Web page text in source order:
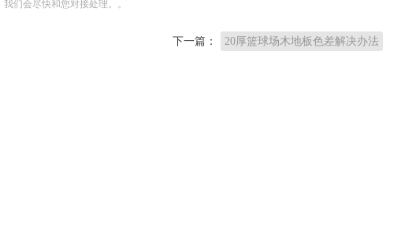
们会尽快和您对接处理。。
下一篇： 20厚篮球场木地板色差解决办法